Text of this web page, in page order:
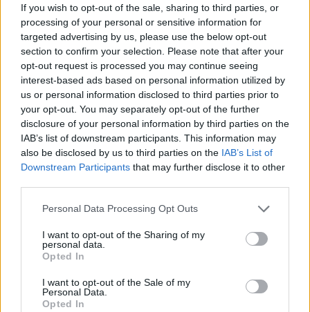
If you wish to opt-out of the sale, sharing to third parties, or
processing of your personal or sensitive information for
targeted advertising by us, please use the below opt-out
section to confirm your selection. Please note that after your
opt-out request is processed you may continue seeing
interest-based ads based on personal information utilized by
us or personal information disclosed to third parties prior to
your opt-out. You may separately opt-out of the further
disclosure of your personal information by third parties on the
IAB’s list of downstream participants. This information may
also be disclosed by us to third parties on the IAB’s List of
Downstream Participants that may further disclose it to other
Please note that this website/app uses one or more Google
not limited to your visit or usage behaviour. You may click to
grant or deny consent to Google and its third-party tags to
use your data for below specified purposes in below Google
consent section.
Personal Data Processing Opt Outs
I want to opt-out of the Sharing of my
personal data.
Opted In
I want to opt-out of the Sale of my
Personal Data.
Opted In
Ακολουθήστε το Νewsit.gr στο Google News
ενημερωθείτε πρώτοι για όλη την ειδησεογραφία και τα
τελευταία νέατης ημέρας
Πιο δημοφιλή
Έφυγαν οι συνεργάτες, μένει η Μαρία
Καρυστιανού - Η επόμενη μέρα για την
ξαναδώ;» – Τα πρώτα λόγια του 22χρονου
που έπεσε σε κανάλι με καυτό νερό
Χαλκιά: Με την «Φάμπρικα», λαούτο και
κλαρίνα αποχαιρέτησαν την εμβληματική
φωνή της μεταπολίτευσης